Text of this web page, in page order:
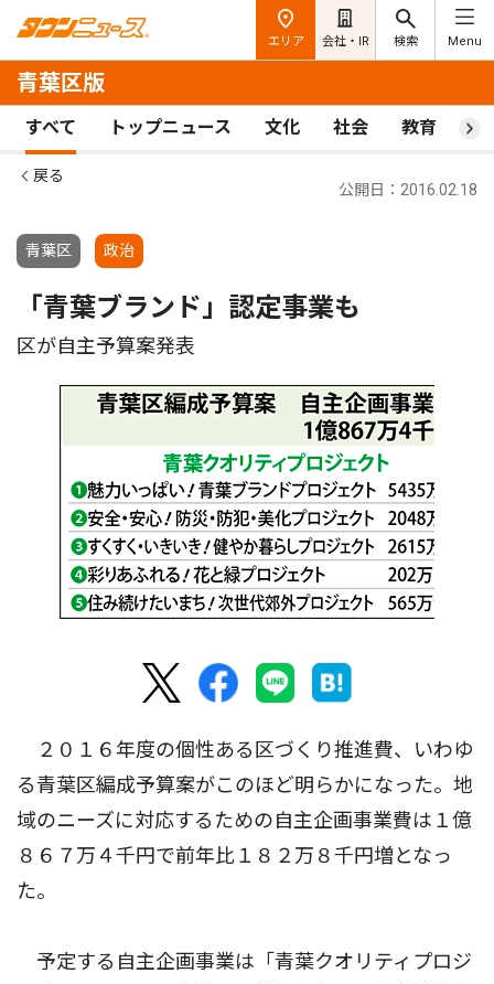
エリア 会社・IR 検索 Menu
青葉区版
すべて トップニュース 文化 社会 教育 ス
戻る
青葉区 政治
公開日：2016.02.18
「青葉ブランド」認定事業も
区が自主予算案発表
２０１６年度の個性ある区づくり推進費、いわゆ
る青葉区編成予算案がこのほど明らかになった。地
域のニーズに対応するための自主企画事業費は１億
８６７万４千円で前年比１８２万８千円増となっ
た。
予定する自主企画事業は「青葉クオリティプロジ